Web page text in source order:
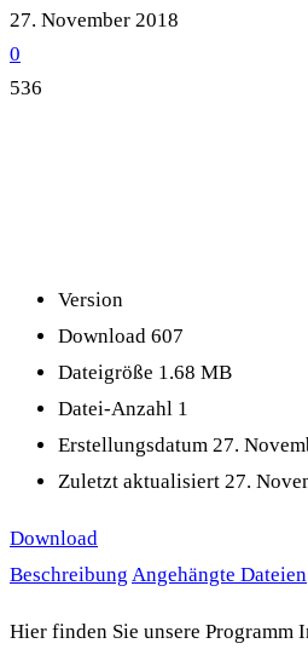
27. November 2018
0
536
Version
Download 607
Dateigröße 1.68 MB
Datei-Anzahl 1
Erstellungsdatum 27.
Zuletzt aktualisiert 27.
Download
Beschreibung Angehängte Dateien
Hier finden Sie unsere Programm